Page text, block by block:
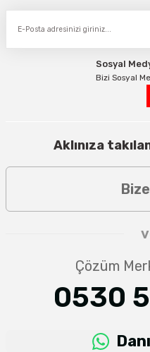
Sosyal
Bizi Sosyal
Aklınıza
Çözüm
0530